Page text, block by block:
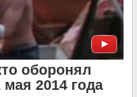
оборонял
2014 года